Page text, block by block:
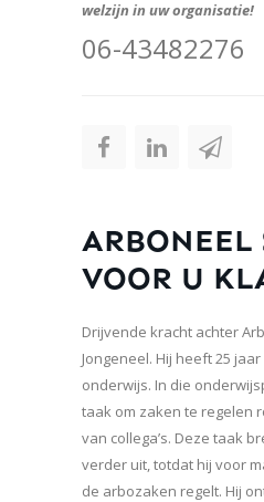
welzijn in uw organisatie!
06-43482276
ARBONEEL
VOOR U
Drijvende kracht achter
Jongeneel. Hij heeft 25
onderwijs. In die
taak om zaken te regelen
van collega’s. Deze taak
verder uit, totdat hij voor
de arbozaken regelt. Hij